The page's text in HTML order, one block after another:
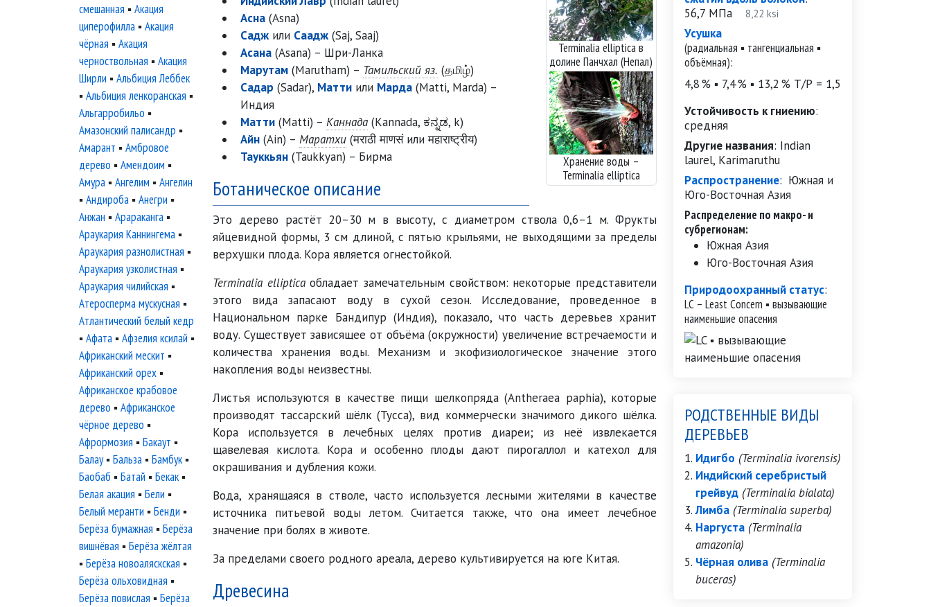
Terminalia elliptica в
долине Панчхал (Непал)
Хранение воды –
Terminalia elliptica
Асна (Asna)
Садж или Саадж (Saj, Saaj)
Асана (Asana) – Шри-Ланка
Марутам (Marutham) – Тамильский яз. (தமிழ்)
Садар (Sadar), Матти или Марда (Matti, Marda) –
Индия
Матти (Matti) – Каннада (Kannada, ಕನ್ನಡ, k)
Айн (Ain) – Маратхи (मराठी माणसं или महाराष्ट्रीय)
Тауккьян (Taukkyan) – Бирма
Ботаническое описание
Это дерево растёт 20–30 м в высоту, с диаметром ствола 0,6–1 м. Фрукты
яйцевидной формы, 3 см длиной, с пятью крыльями, не выходящими за пределы
верхушки плода. Кора является огнестойкой.
Terminalia ellipticaобладает замечательным свойством: некоторые представители
этого вида запасают воду в сухой сезон. Исследование, проведенное в
Национальном парке Бандипур (Индия), показало, что часть деревьев хранит
воду. Существует зависящее от объёма (окружности) увеличение встречаемости и
количества хранения воды. Механизм и экофизиологическое значение этого
накопления воды неизвестны.
Листья используются в качестве пищи шелкопряда (Antheraea paphia), которые
производят тассарский шёлк (Тусса), вид коммерчески значимого дикого шёлка.
Кора используется в лечебных целях против диареи; из неё извлекается
щавелевая кислота. Кора и особенно плоды дают пирогаллол и катехол для
окрашивания и дубления кожи.
Вода, хранящаяся в стволе, часто используется лесными жителями в качестве
источника питьевой воды летом. Считается также, что она имеет лечебное
значение при болях в животе.
За пределами своего родного ареала, дерево культивируется на юге Китая.
Древесина
смешанная ▪Акация
циперофилла ▪Акация
чёрная ▪Акация
черноствольная ▪Акация
Ширли ▪Альбиция Леббек
▪Альбиция ленкоранская ▪
Альгарробильо ▪
Амазонский палисандр ▪
Амарант ▪Амбровое
дерево ▪Амендоим ▪
Амура ▪Ангелим ▪Ангелин
▪Андироба ▪Анегри ▪
Анжан ▪Арараканга ▪
Араукария Каннингема ▪
Араукария разнолистная ▪
Араукария узколистная ▪
Араукария чилийская ▪
Атеросперма мускусная ▪
Атлантический белый кедр
▪Афата ▪Афзелия ксилай ▪
Африканский мескит ▪
Африканский орех ▪
Африканское крабовое
дерево ▪Африканское
чёрное дерево ▪
Афрормозия ▪Бакаут ▪
Балау▪Бальза ▪Бамбук ▪
Баобаб ▪Батай ▪Бекак ▪
Белая акация ▪Бели ▪
Белый меранти ▪Бенди ▪
Берёза бумажная ▪Берёза
вишнёвая ▪Берёза жёлтая
▪Берёза новоаляскская ▪
Берёза ольховидная ▪
Берёза повислая ▪Берёза
56,7 МПа 8,22 ksi
Усушка
(радиальная ▪ тангенциальная ▪
объёмная):
4,8 % ▪ 7,4 % ▪ 13,2 % Т/Р = 1,5
Устойчивость к гниению:
средняя
Другие названия: Indian
laurel, Karimaruthu
Распространение: Южная и
Юго-Восточная Азия
Распределение по макро- и
субрегионам:
Южная Азия
Юго-Восточная Азия
Природоохранный статус:
LC – Least Concern ▪ вызывающие
наименьшие опасения
РОДСТВЕННЫЕ ВИДЫ
ДЕРЕВЬЕВ
Идигбо (Terminalia ivorensis)
Индийский серебристый
грейвуд (Terminalia bialata)
Лимба (Terminalia superba)
Наргуста (Terminalia
amazonia)
Чёрная олива (Terminalia
buceras)